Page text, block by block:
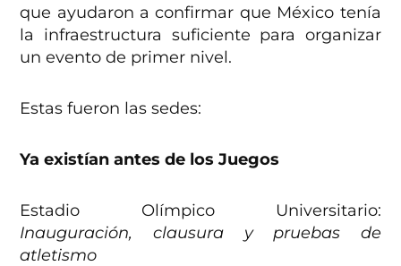
que ayudaron a confirmar que México tenía
la infraestructura suficiente para organizar
un evento de primer nivel.
Estas fueron las sedes:
Ya existían antes de los Juegos
Estadio Olímpico Universitario:
Inauguración, clausura y pruebas de
atletismo